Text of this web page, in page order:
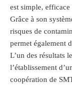
est simple, efficace
Grâce à son
risques de
permet également
L’un des résultats
l’établissement
coopération de